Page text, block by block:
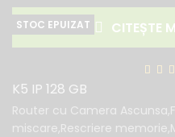
CITEȘTE
K5 IP 128 GB
Router cu Camera
miscare,Rescriere